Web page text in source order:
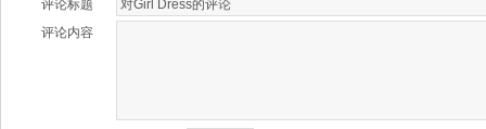
评论标题
评论内容